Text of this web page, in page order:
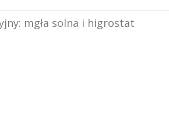
mgła solna i higrostat